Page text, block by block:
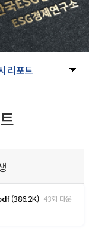
리포트
(386.2K) 43회 다운